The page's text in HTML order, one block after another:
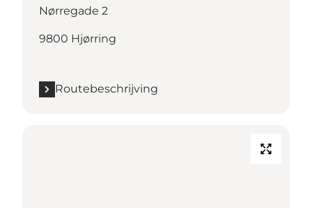
Nørregade 2
9800 Hjørring
Routebeschrijving